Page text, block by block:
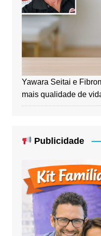
Yawara Seitai e
mais qualidade de
Publicidade